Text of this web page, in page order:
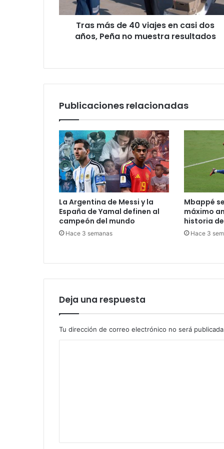
e
n
o
Tras más de 40 viajes en casi dos
años, Peña no muestra resultados
Publicaciones relacionadas
La Argentina de Messi y la
España de Yamal definen al
campeón del mundo
Hace 3 semanas
Mbappé
máximo
historia
Hace 3
Deja una respuesta
Tu dirección de correo electrónico no será